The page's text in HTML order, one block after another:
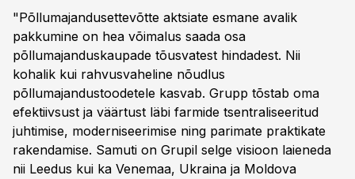
"Põllumajandusettevõtte aktsiate esmane avalik
pakkumine on hea võimalus saada osa
põllumajanduskaupade tõusvatest hindadest. Nii
kohalik kui rahvusvaheline nõudlus
põllumajandustoodetele kasvab. Grupp tõstab oma
efektiivsust ja väärtust läbi farmide tsentraliseeritud
juhtimise, moderniseerimise ning parimate praktikate
rakendamise. Samuti on Grupil selge visioon laieneda
nii Leedus kui ka Venemaa, Ukraina ja Moldova